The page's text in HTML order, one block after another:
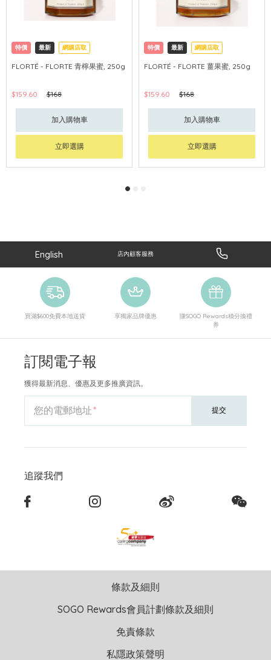
特價 最新 網購店取
FLORTÉ - FLORTE 青檸果蜜, 250g
$159.60 $168
加入購物車
立即選購
特價 最新 網購店取
FLORTÉ - FLORTE 薑果蜜, 250g
$159.60 $168
加入購物車
立即選購
English 店內顧客服務
買滿$600免費本地送貨 享獨家品牌優惠
賺SOGO Rewards積分換禮
券
訂閱電子報
獲得最新消息、優惠及更多推廣資訊。
您的電郵地址 提交
追蹤我們
條款及細則
SOGO Rewards會員計劃條款及細則
免責條款
私隱政策聲明